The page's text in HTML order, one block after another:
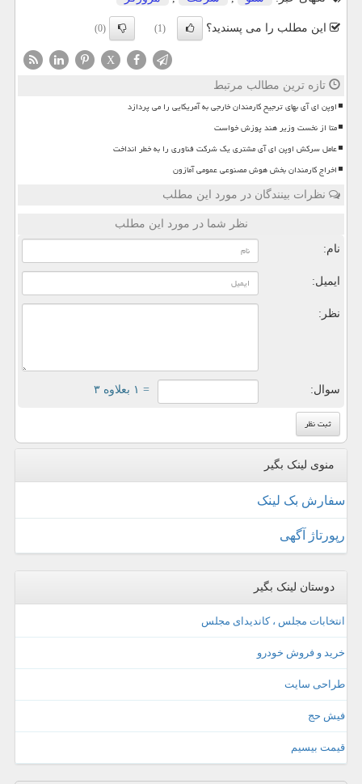
این مطلب را می پسندید؟ (1)
(0)
X
تازه ترین مطالب مرتبط
اوپن ای آی بهای ترجیح کارمندان خارجی به آمریکایی را می پردازد
متا از نخست وزیر هند پوزش خواست
عامل سرکش اوپن ای آی مشتری یک شرکت فناوری را به خطر انداخت
اخراج کارمندان بخش هوش مصنوعی عمومی آمازون
نظرات بینندگان در مورد این مطلب
نظر شما در مورد این مطلب
نام:
ایمیل:
نظر:
سوال: = ۱ بعلاوه ۳
منوی لینک بگیر
سفارش بک لینک
رپورتاژ آگهی
دوستان لینک بگیر
انتخابات مجلس ، کاندیدای مجلس
خرید و فروش خودرو
طراحی سایت
فیش حج
قیمت بیسیم